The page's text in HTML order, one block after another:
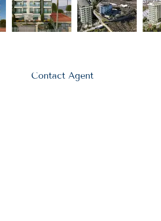
Contact Agent